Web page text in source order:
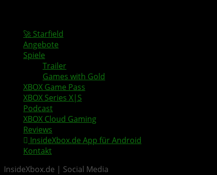
🚀 Starfield
Angebote
Spiele
Trailer
Games with Gold
XBOX Game Pass
XBOX Series X|S
Podcast
XBOX Cloud Gaming
Reviews
InsideXbox.de App für Android
Kontakt
InsideXbox.de | Social Media